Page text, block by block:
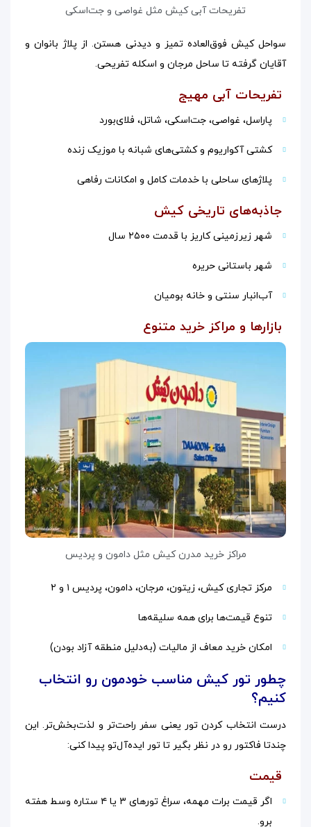
تفریحات آبی کیش مثل غواصی و جت‌اسکی
سواحل کیش فوق‌العاده تمیز و دیدنی‌ هستن. از پلاژ بانوان و
آقایان گرفته تا ساحل مرجان و اسکله تفریحی.
تفریحات آبی مهیج
پاراسل، غواصی، جت‌اسکی، شاتل، فلای‌بورد
کشتی آکواریوم و کشتی‌های شبانه با موزیک زنده
پلاژهای ساحلی با خدمات کامل و امکانات رفاهی
جاذبه‌های تاریخی کیش
شهر زیرزمینی کاریز با قدمت ۲۵۰۰ سال
شهر باستانی حریره
آب‌انبار سنتی و خانه بومیان
بازارها و مراکز خرید متنوع
مراکز خرید مدرن کیش مثل دامون و پردیس
مرکز تجاری کیش، زیتون، مرجان، دامون، پردیس ۱ و ۲
تنوع قیمت‌ها برای همه سلیقه‌ها
امکان خرید معاف از مالیات (به‌دلیل منطقه آزاد بودن)
چطور تور کیش مناسب خودمون رو انتخاب
کنیم؟
درست انتخاب کردن تور یعنی سفر راحت‌تر و لذت‌بخش‌تر. این
چندتا فاکتور رو در نظر بگیر تا تور ایده‌آل‌تو پیدا کنی:
قیمت
اگر قیمت برات مهمه، سراغ تورهای ۳ یا ۴ ستاره وسط هفته
برو.